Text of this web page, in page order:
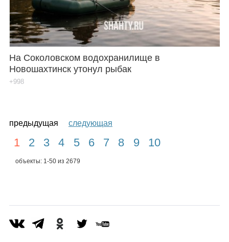
На Соколовском водохранилище в
Новошахтинск утонул рыбак
+998
предыдущая следующая
1 2 3 4 5 6 7 8 9 10
объекты: 1-50 из 2679